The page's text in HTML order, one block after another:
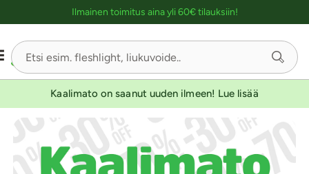
Ilmainen toimitus aina yli 60€ tilauksiin!
Kaalimato on saanut uuden ilmeen! Lue lisää